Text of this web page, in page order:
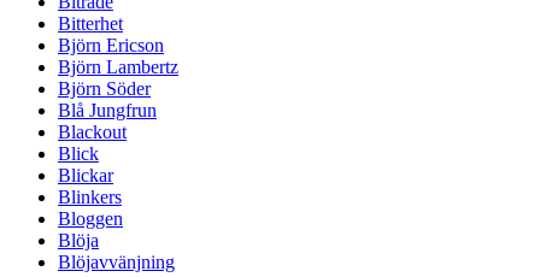
Bitterhet
Björn Ericson
Björn Lambertz
Björn Söder
Blå Jungfrun
Blackout
Blick
Blickar
Blinkers
Bloggen
Blöja
Blöjavvänjning